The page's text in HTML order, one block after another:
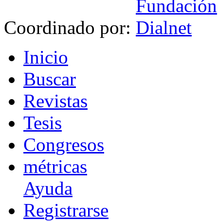
Coordinado por:
Inicio
Buscar
Revistas
Tesis
Congresos
métricas
Ayuda
Registrarse